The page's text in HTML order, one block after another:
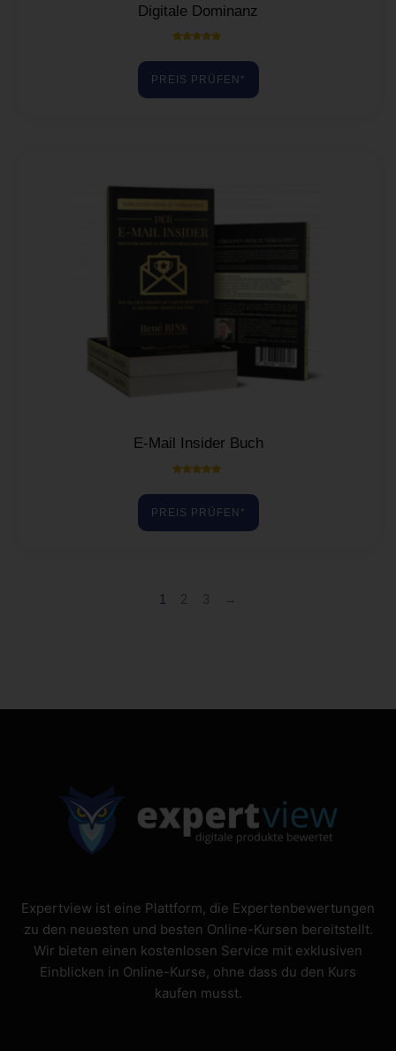
Digitale Dominanz
5.00
PREIS PRÜFEN*
E-Mail Insider Buch
PREIS PRÜFEN*
1 2 3 →
Expertview ist eine Plattform, die Expertenbewertungen
zu den neuesten und besten Online-Kursen bereitstellt.
Wir bieten einen kostenlosen Service mit exklusiven
Einblicken in Online-Kurse, ohne dass du den Kurs
kaufen musst.